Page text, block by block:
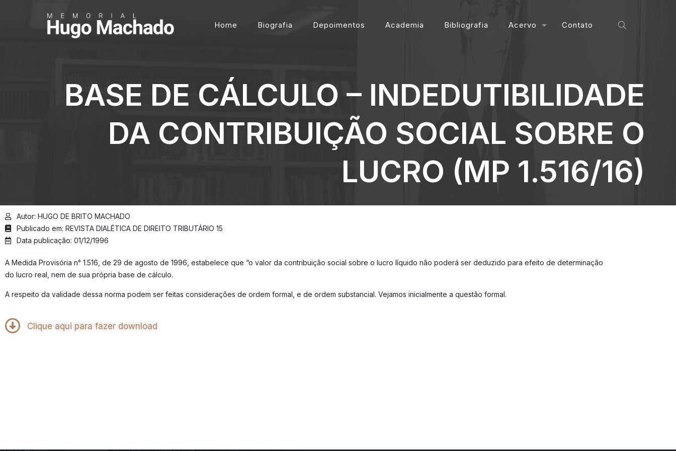
Home Biografia Depoimentos Academia Bibliografia Acervo Contato
BASE DE CÁLCULO – INDEDUTIBILIDADE
DA CONTRIBUIÇÃO SOCIAL SOBRE O
LUCRO (MP 1.516/16)
Autor: HUGO DE BRITO MACHADO
Publicado em: REVISTA DIALÉTICA DE DIREITO TRIBUTÁRIO 15
Data publicação: 01/12/1996
A Medida Provisória n° 1.516, de 29 de agosto de 1996, estabelece que “o valor da contribuição social sobre o lucro líquido não poderá ser deduzido para efeito de determinação
do lucro real, nem de sua própria base de cálculo.
A respeito da validade dessa norma podem ser feitas considerações de ordem formal, e de ordem substancial. Vejamos inicialmente a questão formal.
Clique aqui para fazer download